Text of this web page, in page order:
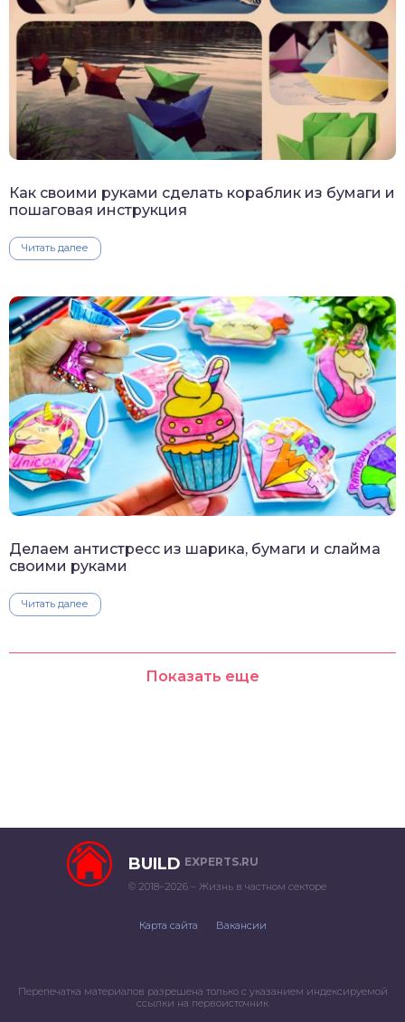
Как своими руками сделать кораблик из бумаги и
пошаговая инструкция
Читать далее
Делаем антистресс из шарика, бумаги и слайма
своими руками
Читать далее
Показать еще
BUILD EXPERTS.RU
© 2018–2026 – Жизнь в частном секторе
Карта сайта Вакансии
Перепечатка материалов разрешена только с указанием индексируемой
ссылки на первоисточник